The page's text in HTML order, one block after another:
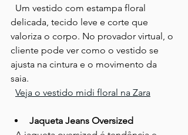
delicada, tecido leve e corte que
valoriza o corpo. No provador virtual, o
cliente pode ver como o vestido se
ajusta na cintura e o movimento da
saia.
Veja o vestido midi floral na Zara
Jaqueta Jeans Oversized